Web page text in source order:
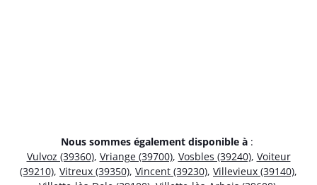
Nous sommes également disponible à :
Vulvoz (39360), Vriange (39700), Vosbles (39240), Voiteur
(39210), Vitreux (39350), Vincent (39230), Villevieux (39140),